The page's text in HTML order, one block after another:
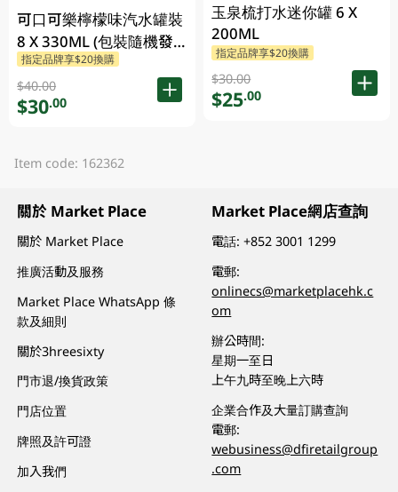
可口可樂檸檬味汽水罐裝
8 X 330ML (包裝隨機發
放)
指定品牌享$20換購
$40.00
$30.00
玉泉梳打水迷你罐 6 X
200ML
指定品牌享$20換購
$30.00
$25.00
Item code: 162362
關於 Market Place
關於 Market Place
推廣活動及服務
Market Place WhatsApp 條
款及細則
關於3hreesixty
門市退/換貨政策
門店位置
牌照及許可證
加入我們
Market Place網店查詢
電話:+852 3001 1299
電郵:
onlinecs@marketplacehk.c
om
辦公時間:
星期一至日
上午九時至晚上六時
企業合作及大量訂購查詢
電郵:
webusiness@dfiretailgroup
.com